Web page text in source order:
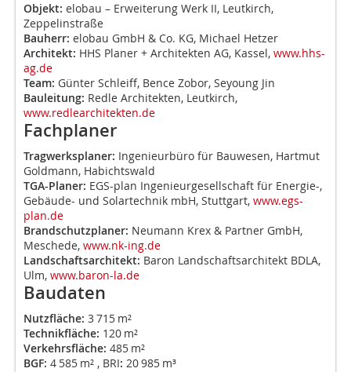
Objekt: elobau – Erweiterung Werk II, Leutkirch,
Zeppelinstraße
Bauherr: elobau GmbH & Co. KG, Michael Hetzer
Architekt: HHS Planer + Architekten AG, Kassel, www.hhs-
ag.de
Team: Günter Schleiff, Bence Zobor, Seyoung Jin
Bauleitung: Redle Architekten, Leutkirch,
www.redlearchitekten.de
Fachplaner
Tragwerksplaner: Ingenieurbüro für Bauwesen, Hartmut
Goldmann, Habichtswald
TGA-Planer: EGS-plan Ingenieurgesellschaft für Energie-,
Gebäude- und Solartechnik mbH, Stuttgart, www.egs-
plan.de
Brandschutzplaner: Neumann Krex & Partner GmbH,
Meschede, www.nk-ing.de
Landschaftsarchitekt: Baron Landschaftsarchitekt BDLA,
Ulm, www.baron-la.de
Baudaten
Nutzfläche: 3 715 m²
Technikfläche: 120 m²
Verkehrsfläche: 485 m²
BGF: 4 585 m² , BRI: 20 985 m³